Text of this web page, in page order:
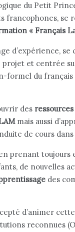
du Petit
francophones, se
« Français
d’expérience,
et centrée
formel du
des
mais aussi
de cours
prenant
de nouvelles
des
d’animer
reconnues